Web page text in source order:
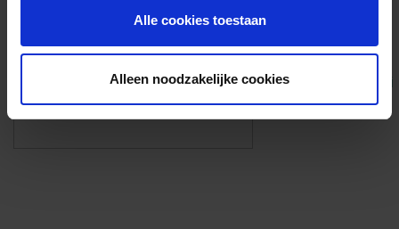
Alle cookies toestaan
Alleen noodzakelijke cookies Eigen foto’s